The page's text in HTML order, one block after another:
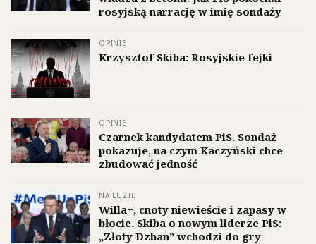
rosyjską narrację w imię sondaży
OPINIE
Krzysztof Skiba: Rosyjskie fejki
OPINIE
Czarnek kandydatem PiS. Sondaż
pokazuje, na czym Kaczyński chce
zbudować jedność
NA LUZIE
Willa+, cnoty niewieście i zapasy w
błocie. Skiba o nowym liderze PiS:
„Złoty Dzban” wchodzi do gry